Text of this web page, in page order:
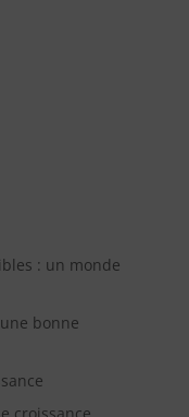
: un monde
bonne
croissance